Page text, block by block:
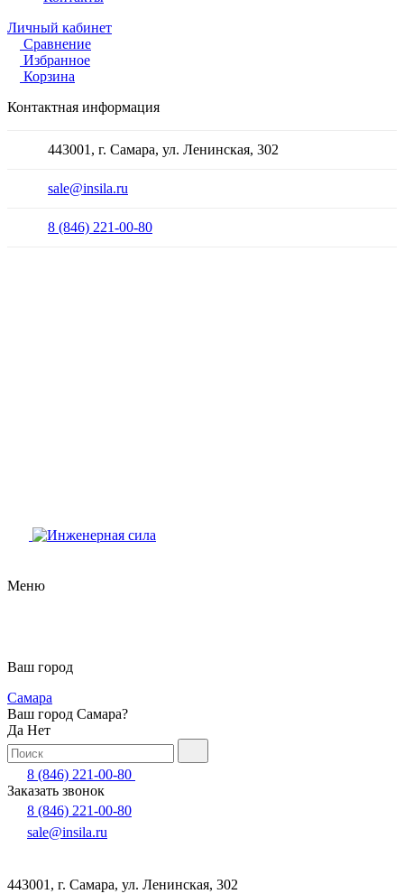
Личный кабинет
Сравнение
Избранное
Корзина
Контактная информация
443001, г. Самара, ул. Ленинская, 302
sale@insila.ru
8 (846) 221-00-80
Меню
Ваш город
Самара
Ваш город Самара?
Да Нет
8 (846) 221-00-80
Заказать звонок
8 (846) 221-00-80
sale@insila.ru
443001, г. Самара, ул. Ленинская, 302